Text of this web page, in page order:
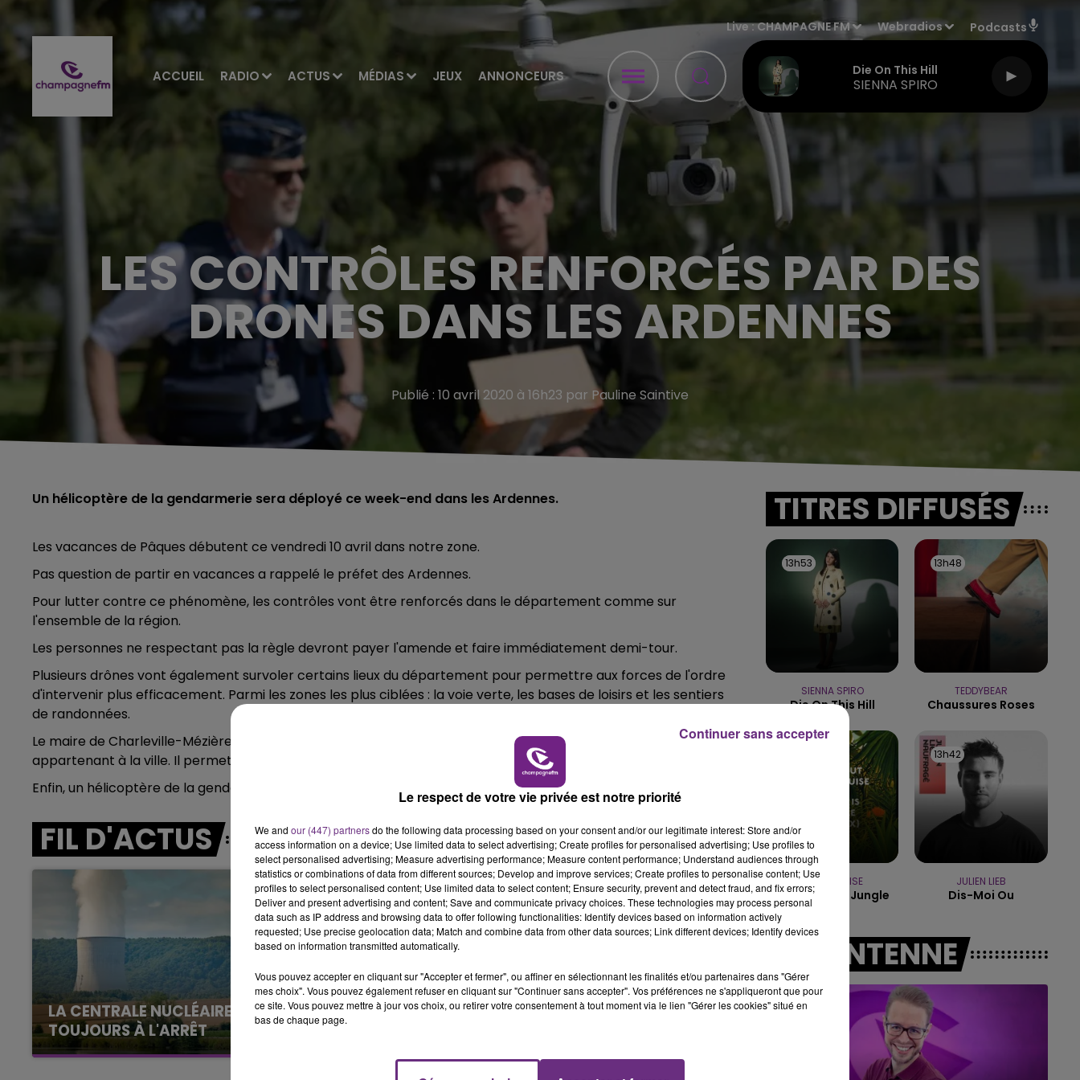
ACCUEIL RADIO ACTUS MÉDIAS JEUX ANNONCEURS
Live :CHAMPAGNE FM Webradios Podcasts
Die On This Hill
SIENNA SPIRO
LE WEEK-END CHAMPAGNE FM LE WEEK-END CHAMPAGNE FM
7h00 - 12h00
LE WEEK-END CHAMPAGNE FM
LES CONTRÔLES RENFORCÉS PAR DES
DRONES DANS LES ARDENNES
Publié : 10 avril 2020 à 16h23 par Pauline Saintive
Un hélicoptère de la gendarmerie sera déployé ce week-end dans les Ardennes.
Les vacances de Pâques débutent ce vendredi 10 avril dans notre zone.
Pas question de partir en vacances a rappelé le préfet des Ardennes.
Pour lutter contre ce phénomène, les contrôles vont être renforcés dans le département comme sur
l'ensemble de la région.
Les personnes ne respectant pas la règle devront payer l'amende et faire immédiatement demi-tour.
Plusieurs drônes vont également survoler certains lieux du département pour permettre aux forces de l'ordre
d'intervenir plus efficacement. Parmi les zones les plus ciblées : la voie verte, les bases de loisirs et les sentiers
de randonnées.
Le maire de Charleville-Mézières va également mettre à la disposition des forces de l'ordre un drone
appartenant à la ville. Il permettra de cibler les lieux non couverts par la vidéoprotection.
Enfin, un hélicoptère de la gendarmerie sera déployé pour ces mêmes objectifs.
FIL D'ACTUS
LA CENTRALE NUCLÉAIRE DE CHOOZ
TOUJOURS À L'ARRÊT
Cela fait déjà une semaine que la centrale
LE MAGASIN JOUÉCLUB DE REIMS FERME
TITRES DIFFUSÉS
13h53
13h53
SIENNA SPIRO
Die On This Hill
13h48
13h48
TEDDYBEAR
Chaussures Roses
EMMA LOUISE
My Head Is A Jungle
13h42
13h42
JULIEN LIEB
Dis-Moi Ou
A L'ANTENNE
Le respect de votre vie privée est notre priorité
We and our (447) partnersdo the following data processing based on your consent and/or our legitimate interest: Store and/or
access information on a device; Use limited data to select advertising; Create profiles for personalised advertising; Use profiles to
select personalised advertising; Measure advertising performance; Measure content performance; Understand audiences through
statistics or combinations of data from different sources; Develop and improve services; Create profiles to personalise content; Use
profiles to select personalised content; Use limited data to select content; Ensure security, prevent and detect fraud, and fix errors;
Deliver and present advertising and content; Save and communicate privacy choices. These technologies may process personal
data such as IP address and browsing data to offer following functionalities: Identify devices based on information actively
requested; Use precise geolocation data; Match and combine data from other data sources; Link different devices; Identify devices
based on information transmitted automatically.
Vous pouvez accepter en cliquant sur "Accepter et fermer", ou affiner en sélectionnant les finalités et/ou partenaires dans "Gérer
mes choix". Vous pouvez également refuser en cliquant sur "Continuer sans accepter". Vos préférences ne s'appliqueront que pour
ce site. Vous pouvez mettre à jour vos choix, ou retirer votre consentement à tout moment via le lien "Gérer les cookies" situé en
bas de chaque page.
Continuer sans accepter